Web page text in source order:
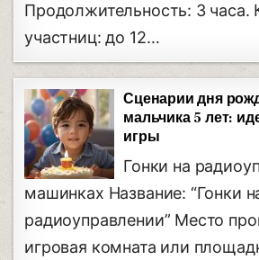
Продолжительность: 3 часа.
участниц: до 12…
Сценарии дня
мальчика 5 лет:
игры
Гонки на
машинках Название: “Гонки
радиоуправлении” Место
игровая комната или